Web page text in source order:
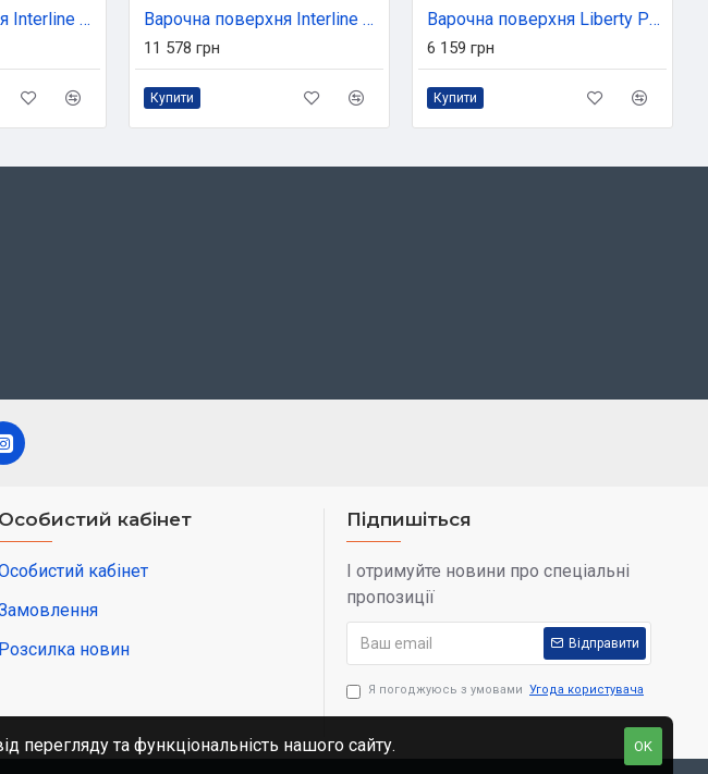
Варочна поверхня Interline HGG 734 FGT BA Варочна поверхня Interline HCV 560 KGF BA
11 578 грн
Купити
Варочна поверхня Liberty PG6141RG-CCB (408)
6 159 грн
Купити
Особистий кабінет
кабінет
Розсилка новин
Підпишіться
І отримуйте новини про спеціальні
пропозиції
Відправити
Я погоджуюсь з умовами Угода користувача
OK
перегляду та функціональність нашого сайту.